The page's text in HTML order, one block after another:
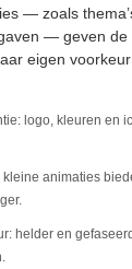
— zoals
— geven de
eigen
logo, kleuren en
kleine animaties
helder en